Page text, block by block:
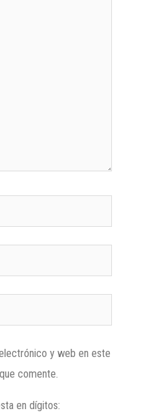
y web en este
comente.
en dígitos: